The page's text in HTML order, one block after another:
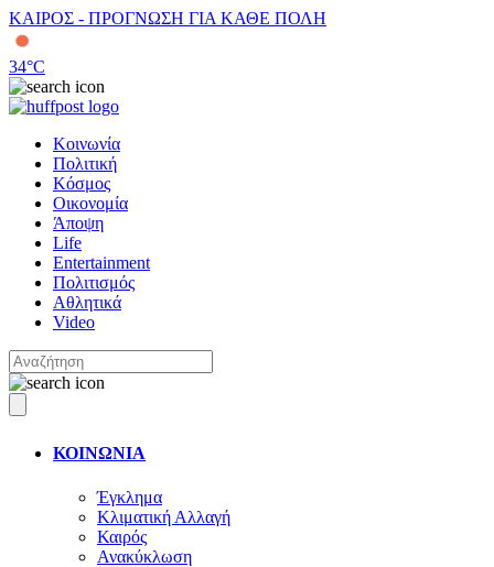
ΚΑΙΡΟΣ - ΠΡΟΓΝΩΣΗ ΓΙΑ ΚΑΘΕ ΠΟΛΗ
34°C
Κοινωνία
Πολιτική
Κόσμος
Οικονομία
Άποψη
Life
Entertainment
Πολιτισμός
Αθλητικά
Video
ΚΟΙΝΩΝΙΑ
Έγκλημα
Κλιματική Αλλαγή
Καιρός
Ανακύκλωση